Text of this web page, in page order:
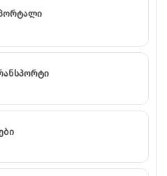
პორტალი